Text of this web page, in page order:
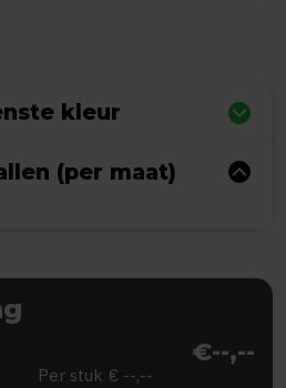
kleur
(per maat)
€--,--
Per stuk € --,--